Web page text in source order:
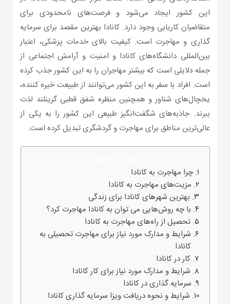
این کشور ایجاد می‌شود و فرصت‌های نامحدودی برای
متقاضیان کاریابی وجود دارد. کانادا بهترین مقصد برای سرمایه
گذاری و مهاجرت است. کیفیت بالای خدمات پزشکی، اعتبار
بین‌المللی دانشگاه‌های کانادا و امنیت و آرامش اجتماعی از
جمله دلایلی است که بیشتر مهاجران را به این کشور جذب کرده
است. افراد با سفر به این کشور می‌توانند از طبیعت خیره کننده،
یخچال‌های شناور و همچنین منظره شفق قطبی گرینلند لذت
ببرند. جاذبه‌های شگفت‌انگیز طبیعی این کشور را به یکی از
عالی‌ترین مناطق برای مهاجرت و گردشگری تبدیل کرده است.
چرا مهاجرت به کانادا
مزیت‌های مهاجرت به کانادا
بهترین شهرهای کانادا برای زندگی
با چه روش‌هایی می توان به کانادا مهاجرت کرد؟
تحصیل از راه‌های مهاجرت به کانادا
شرایط و مدارک مورد نیاز برای مهاجرت تحصیلی به
کانادا
کار در کانادا
شرایط و مدارک مورد نیاز برای کار کانادا
سرمایه گذاری در کانادا
شرایط و نحوه دریافت ویزا سرمایه گذاری کانادا